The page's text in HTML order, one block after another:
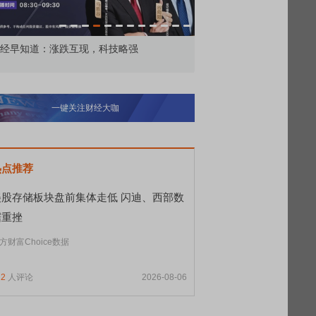
早知道：涨跌互现，科技略强
一键关注财经大咖
推荐
存储板块盘前集体走低 闪迪、西部数
挫
财富Choice数据
人评论 2026-08-06